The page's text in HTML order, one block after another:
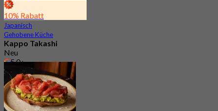
10% Rabatt
Japanisch
Gehobene Küche
Kappo Takashi
Neu
5.0
Aus
฿ 4,767